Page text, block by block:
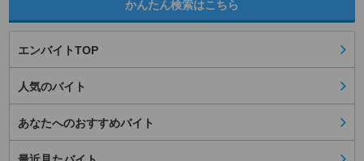
かんたん検索はこちら
エンバイトTOP
人気のバイト
あなたへのおすすめバイト